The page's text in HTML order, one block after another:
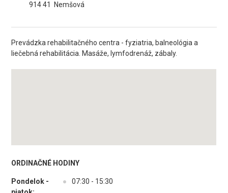
914 41
Nemšová
Prevádzka rehabilitačného centra - fyziatria, balneológia a
liečebná rehabilitácia. Masáže, lymfodrenáž, zábaly.
ORDINAČNÉ HODINY
Pondelok -
● 07:30 - 15:30